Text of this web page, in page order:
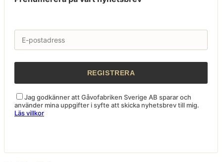
Jag godkänner att Gåvofabriken Sverige AB sparar och
använder mina uppgifter i syfte att skicka nyhetsbrev till mig.
Läs villkor